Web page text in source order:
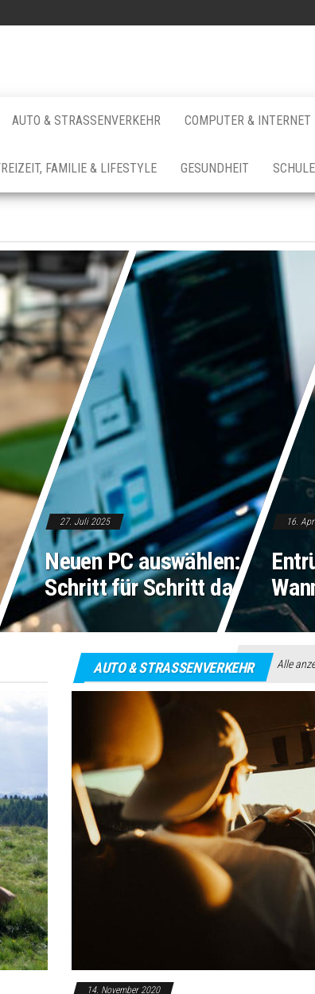
AUTO & STRASSENVERKEHR COMPUTER & INTERNET
FAMILIE & LIFESTYLE GESUNDHEIT
27. Juli 2025
Neuen PC auswählen: So
Schritt für Schritt das
16.
AUTO & STRASSENVERKEHR Alle
14. November 2020